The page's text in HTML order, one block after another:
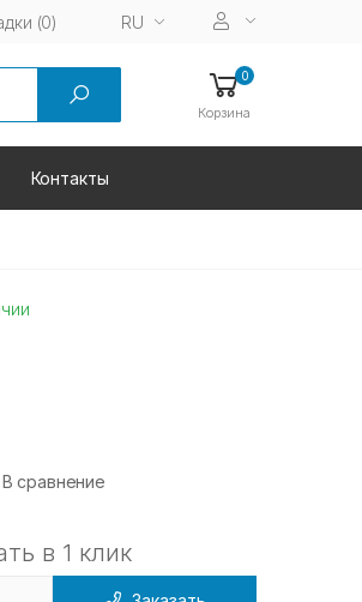
(0) RU
0
Корзина
Контакты
В сравнение
в 1 клик